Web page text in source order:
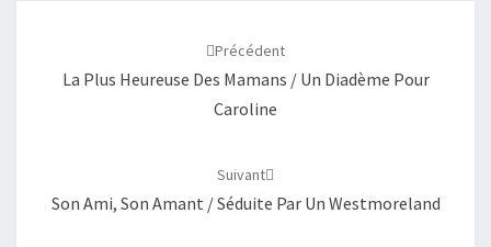
Précédent
La Plus Heureuse Des Mamans / Un Diadème Pour
Caroline
Suivant
Son Ami, Son Amant / Séduite Par Un Westmoreland